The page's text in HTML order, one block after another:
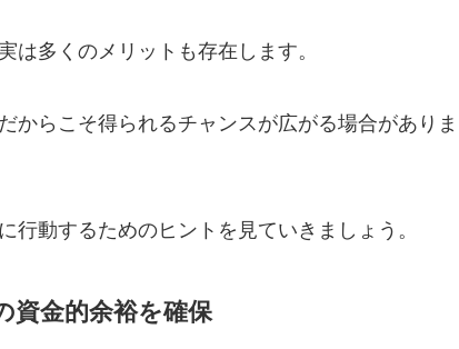
は多くのメリットも存在します。
からこそ得られるチャンスが広がる場合がありま
動するためのヒントを見ていきましょう。
資金的余裕を確保